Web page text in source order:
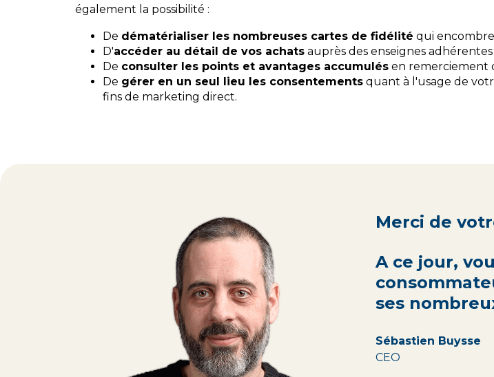
également la possibilité :
De dématérialiser les nombreuses cartes de fidélité qui
D'accéder au détail de vos achatsauprès des enseignes
De consulter les points et avantages accumulésen remerciement
De gérer en un seul lieu les consentementsquant à l'usage de
fins de marketing direct.
Merci de
A ce jour,
ses
Sébastien Buysse
CEO